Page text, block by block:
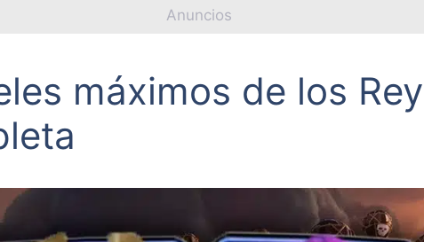
Anuncios
máximos de los